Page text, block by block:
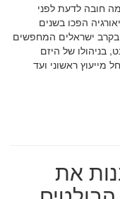
שיניים ושיקום פה בגיאורגיה 2025: מה חובה לדעת לפני
הפכו בשנים
בקרב ישראלים המחפשים
בניהולו של היזם
ראשוני ועד
את